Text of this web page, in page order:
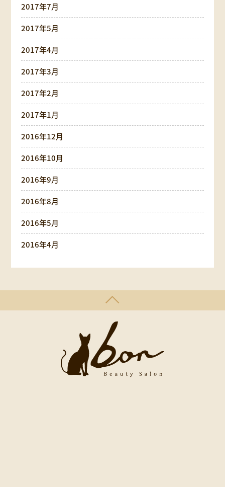
2017年7月
2017年5月
2017年4月
2017年3月
2017年2月
2017年1月
2016年12月
2016年10月
2016年9月
2016年8月
2016年5月
2016年4月